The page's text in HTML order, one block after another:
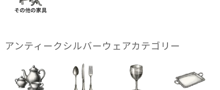
その他の家具
アンティークシルバーウェアカテゴリー